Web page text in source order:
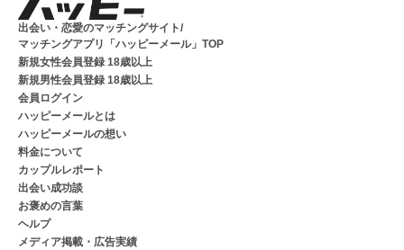
出会い・恋愛のマッチングサイト/
マッチングアプリ「ハッピーメール」TOP
新規女性会員登録 18歳以上
新規男性会員登録 18歳以上
会員ログイン
ハッピーメールとは
ハッピーメールの想い
料金について
カップルレポート
出会い成功談
お褒めの言葉
ヘルプ
メディア掲載・広告実績